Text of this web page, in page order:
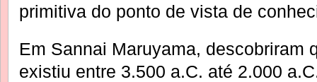
primitiva do ponto de vista de
Em Sannai Maruyama, descobriram
existiu entre 3.500 a.C. até 2.000